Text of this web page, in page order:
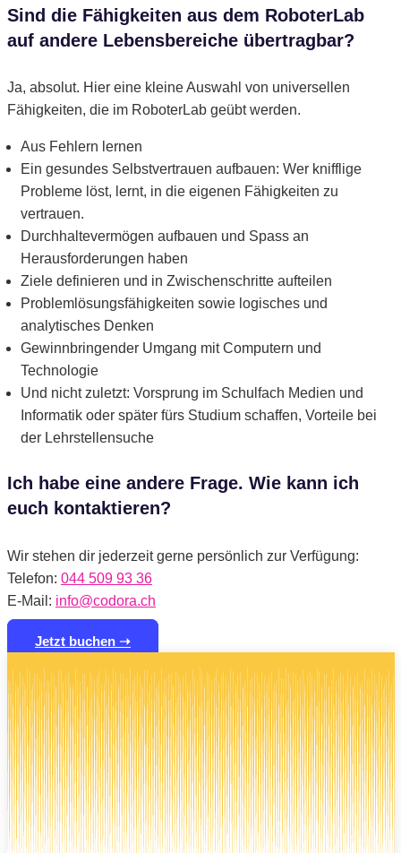
Sind die Fähigkeiten aus dem RoboterLab
auf andere Lebensbereiche übertragbar?
Ja, absolut. Hier eine kleine Auswahl von universellen
Fähigkeiten, die im RoboterLab geübt werden.
Aus Fehlern lernen
Ein gesundes Selbstvertrauen aufbauen: Wer knifflige
Probleme löst, lernt, in die eigenen Fähigkeiten zu
vertrauen.
Durchhaltevermögen aufbauen und Spass an
Herausforderungen haben
Ziele definieren und in Zwischenschritte aufteilen
Problemlösungsfähigkeiten sowie logisches und
analytisches Denken
Gewinnbringender Umgang mit Computern und
Technologie
Und nicht zuletzt: Vorsprung im Schulfach Medien und
Informatik oder später fürs Studium schaffen, Vorteile bei
der Lehrstellensuche
Ich habe eine andere Frage. Wie kann ich
euch kontaktieren?
Wir stehen dir jederzeit gerne persönlich zur Verfügung:
Telefon: 044 509 93 36
E-Mail: info@codora.ch
Jetzt buchen ➝